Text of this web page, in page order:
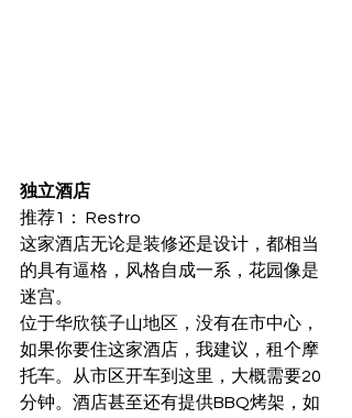
独立酒店
推荐1： Restro
这家酒店无论是装修还是设计，都相当
的具有逼格，风格自成一系，花园像是
迷宫。
位于华欣筷子山地区，没有在市中心，
如果你要住这家酒店，我建议，租个摩
托车。从市区开车到这里，大概需要20
分钟。酒店甚至还有提供BBQ烤架，如